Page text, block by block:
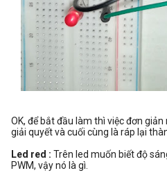
OK, để bắt đầu làm thì việc đơn
giải quyết và cuối cùng là ráp lại
Led red : Trên led muốn biết độ
PWM, vậy nó là gì.